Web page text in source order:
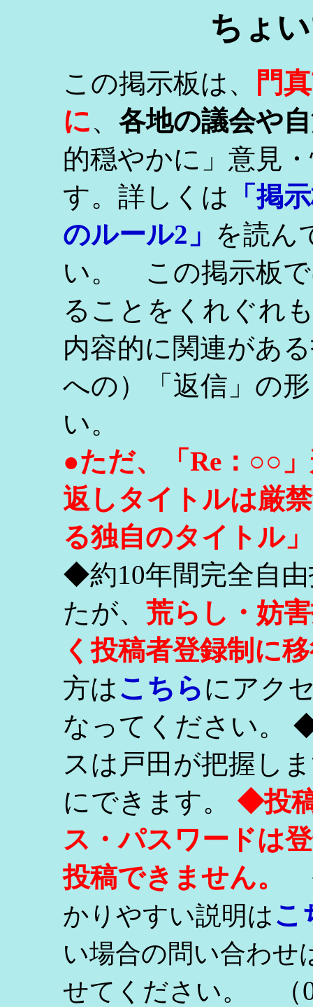
ちょ
この掲示板は、
門
に、 各地の議会や
的穏やかに」意見
す。詳しくは
「掲
のルール2」 を読ん
い。 この掲示板で
ることをくれぐれ
内容的に関連があ
への）「返信」の
い。
●ただ、「Re：○○
返しタイトルは厳
る独自のタイトル
◆約10年間完全自
たが、 荒らし・妨
く投稿者登録制に
方はこちらにアク
なってください。
スは戸田が把握し
にできます。 ◆投
ス・パスワードは
投稿できません。
かりやすい説明はこ
い場合の問い合わせ
せてください。
（